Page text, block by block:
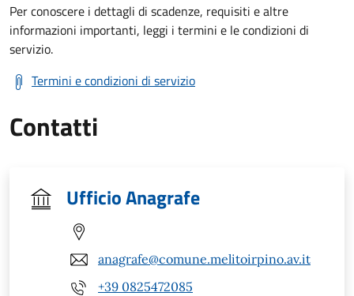
Per conoscere i dettagli di scadenze, requisiti e altre
informazioni importanti, leggi i termini e le condizioni di
servizio.
Termini e condizioni di servizio
Contatti
Ufficio Anagrafe
anagrafe@comune.melitoirpino.av.it
+39 0825472085